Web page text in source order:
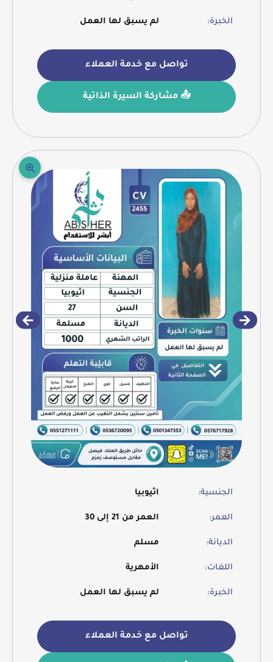
الخبرة: لم يسبق لها العمل
تواصل مع خدمة العملاء
📤 مشاركة السيرة الذاتية
الجنسية: اثيوبيا
العمر: العمر من 21 إلى 30
الديانة: مسلم
اللغات: الأمهرية
الخبرة: لم يسبق لها العمل
تواصل مع خدمة العملاء